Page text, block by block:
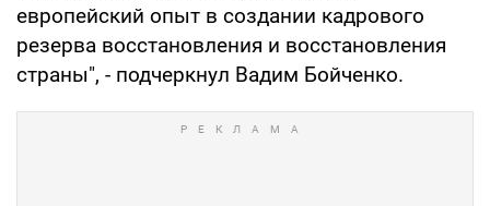
европейский опыт в создании кадрового
резерва восстановления и восстановления
страны", - подчеркнул Вадим Бойченко.